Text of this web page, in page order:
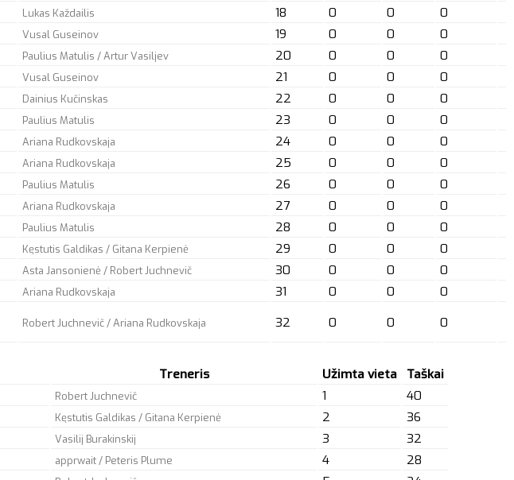
Lukas Každailis 18 0 0
0
Vusal Guseinov 19 0 0
0
Paulius Matulis / Artur Vasiljev 20 0 0
0
Vusal Guseinov 21 0 0
0
Dainius Kučinskas 22 0 0
0
Paulius Matulis 23 0 0
0
Ariana Rudkovskaja 24 0 0
0
Ariana Rudkovskaja 25 0 0
0
Paulius Matulis 26 0 0
0
Ariana Rudkovskaja 27 0 0
0
Paulius Matulis 28 0 0
0
Kęstutis Galdikas / Gitana Kerpienė 29 0 0
0
Asta Jansonienė / Robert Juchnevič 30 0 0
0
Ariana Rudkovskaja 31 0 0
0
Robert Juchnevič / Ariana Rudkovskaja 32 0 0 0
Treneris Užimta vieta
Taškai
Robert Juchnevič 1
40
Kęstutis Galdikas / Gitana Kerpienė 2
36
Vasilij Burakinskij 3
32
apprwait/ Peteris Plume 4
28